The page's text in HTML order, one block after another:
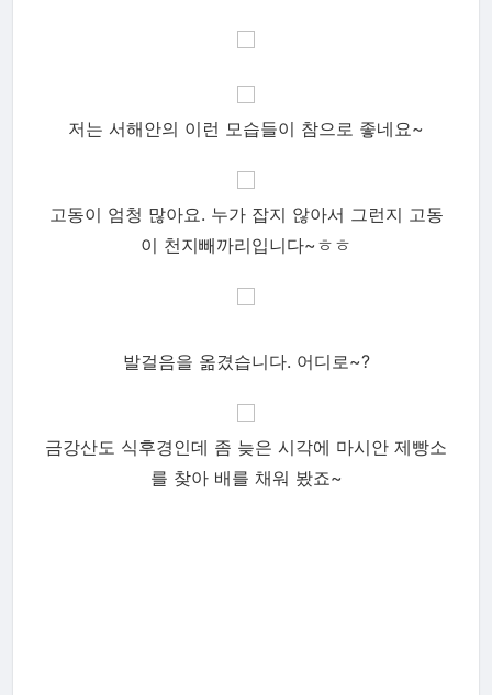
저는 서해안의 이런 모습들이 참으로 좋네요~
고동이 엄청 많아요. 누가 잡지 않아서 그런지 고동
이 천지빼까리입니다~ㅎㅎ
발걸음을 옮겼습니다. 어디로~?
금강산도 식후경인데 좀 늦은 시각에 마시안 제빵소
를 찾아 배를 채워 봤죠~